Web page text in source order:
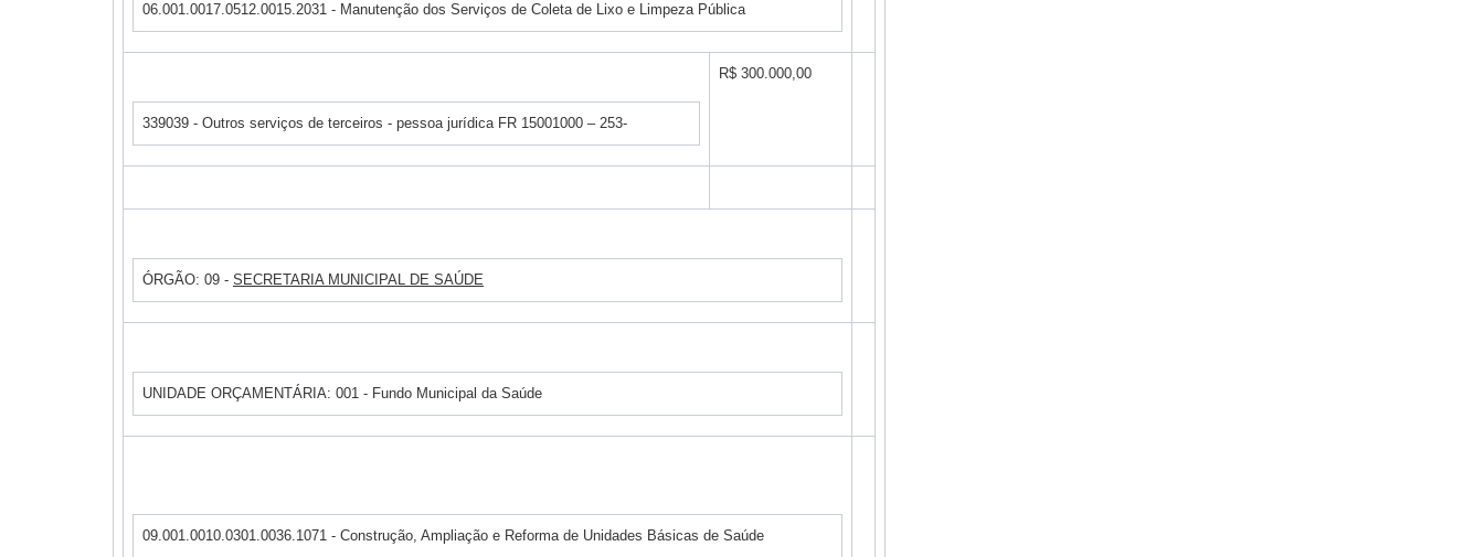
06.001.0017.0512.0015.2031 - Manutenção dos Serviços de Coleta de Lixo e Limpeza Pública
339039 - Outros serviços de terceiros - pessoa jurídica FR 15001000 – 253-
R$ 300.000,00
ÓRGÃO: 09 - SECRETARIA MUNICIPAL DE SAÚDE
UNIDADE ORÇAMENTÁRIA: 001 - Fundo Municipal da Saúde
09.001.0010.0301.0036.1071 - Construção, Ampliação e Reforma de Unidades Básicas de Saúde